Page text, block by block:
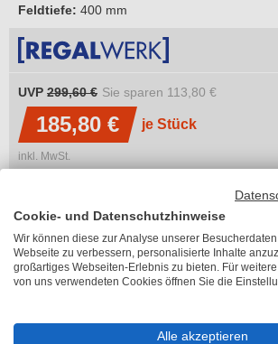
Feldtiefe: 400 mm
UVP 299,60 € Sie sparen 113,80 €
185,80 € je Stück
inkl. MwSt.
Bitte wählen
Bitte wählen
Cookie- und Datenschutzhinweise
Wir können diese zur Analyse unserer
Webseite zu verbessern, personalisierte Inhalte
großartiges Webseiten-Erlebnis zu bieten. Für
von uns verwendeten Cookies öffnen Sie die
Alle akzeptieren